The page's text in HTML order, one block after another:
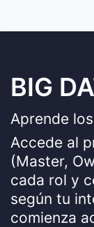
BIG
Aprende
Accede al
(Master,
cada rol y
según tu
comienza